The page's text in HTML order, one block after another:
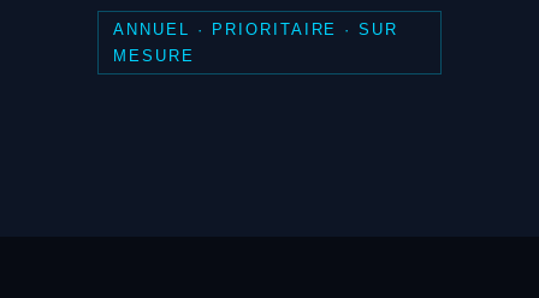
ANNUEL · PRIORITAIRE · SUR
MESURE